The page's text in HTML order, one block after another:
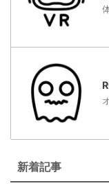
新着記事